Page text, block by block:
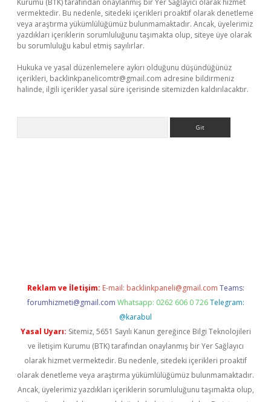
Kurumu (BTK) tarafından onaylanmış bir Yer Sağlayıcı olarak hizmet
vermektedir. Bu nedenle, sitedeki içerikleri proaktif olarak denetleme
veya araştırma yükümlülüğümüz bulunmamaktadır. Ancak, üyelerimiz
yazdıkları içeriklerin sorumluluğunu taşımakta olup, siteye üye olarak
bu sorumluluğu kabul etmiş sayılırlar.
Hukuka ve yasal düzenlemelere aykırı olduğunu düşündüğünüz
içerikleri, backlinkpanelicomtr@gmail.com adresine bildirmeniz
halinde, ilgili içerikler yasal süre içerisinde sitemizden kaldırılacaktır.
Reklam ve İletişim: E-mail: backlinkpaneli@gmail.com Teams:
forumhizmeti@gmail.com Whatsapp: 0262 606 0 726 Telegram:
@karabul
Yasal Uyarı: Sitemiz, 5651 Sayılı Kanun gereğince Bilgi Teknolojileri
ve İletişim Kurumu (BTK) tarafından onaylanmış bir Yer Sağlayıcı
olarak hizmet vermektedir. Bu nedenle, sitedeki içerikleri proaktif
olarak denetleme veya araştırma yükümlülüğümüz bulunmamaktadır.
Ancak, üyelerimiz yazdıkları içeriklerin sorumluluğunu taşımakta olup,